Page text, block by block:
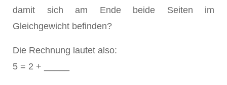
damit sich am Ende beide Seiten im
Gleichgewicht befinden?
Die Rechnung lautet also:
5 = 2 + _____